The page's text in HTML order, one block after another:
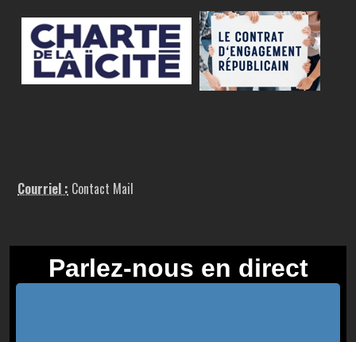
Courriel : Contact Mail